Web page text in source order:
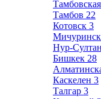
Тамбов 22
Котовск 3
Мичуринск
Нур-Султан
Бишкек 28
Каскелен 3
Талгар 3